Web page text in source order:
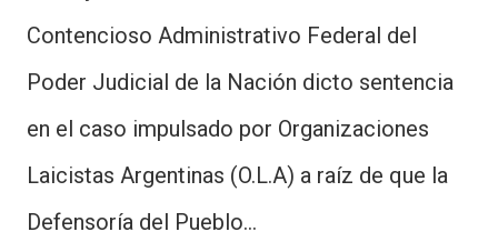
Contencioso Administrativo Federal del
Poder Judicial de la Nación dicto sentencia
en el caso impulsado por Organizaciones
Laicistas Argentinas (O.L.A) a raíz de que la
Defensoría del Pueblo…